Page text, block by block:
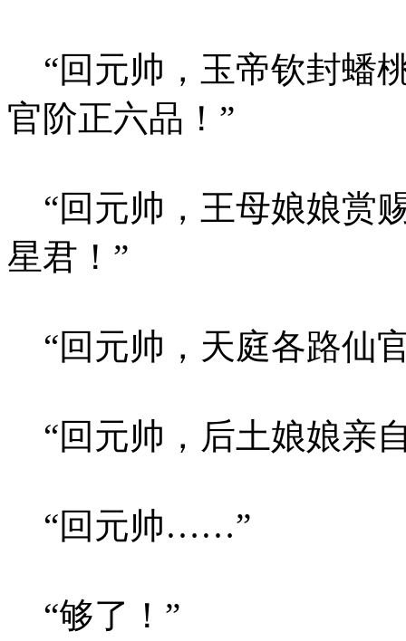
“回元帅，玉帝钦封蟠
官阶正六品！”
“回元帅，王母娘娘赏
星君！”
“回元帅，天庭各路仙
“回元帅，后土娘娘亲
“回元帅……”
“够了！”